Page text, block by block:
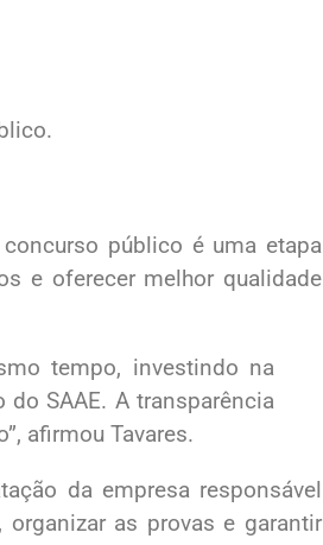
público é uma etapa
e oferecer melhor qualidade
tempo, investindo na
SAAE. A transparência
afirmou Tavares.
da empresa responsável
as provas e garantir